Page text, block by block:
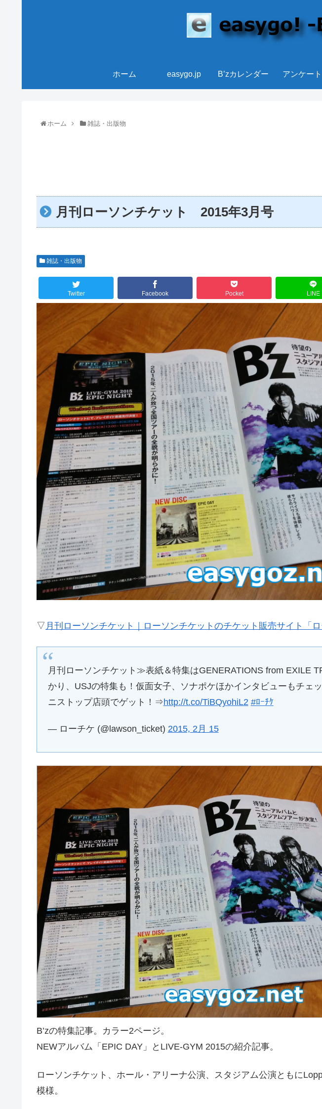
ホーム easygo.jp B’zカレンダー アンケート
ホーム 雑誌・出版物
月刊ローソンチケット 2015年3月号
雑誌・出版物
Twitter Facebook Pocket LINE
▽ 月刊ローソンチケット｜ローソンチケットのチケット販売サイト「ロ
月刊ローソンチケット≫表紙＆特集はGENERATIONS from EXILE
かり、USJの特集も！仮面女子、ソナポケほかインタビューもチェ
ニストップ店頭でゲット！⇒http://t.co/TiBQyohiL2 #ﾛｰﾁｹ
— ローチケ (@lawson_ticket) 2015, 2月 15
B’zの特集記事。カラー2ページ。
NEWアルバム「EPIC DAY」とLIVE-GYM 2015の紹介記事。
ローソンチケット、ホール・アリーナ公演、スタジアム公演ともに
模様。